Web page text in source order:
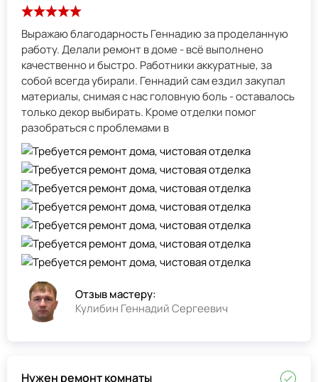
Выражаю благодарность Геннадию за проделанную
работу. Делали ремонт в доме - всё выполнено
качественно и быстро. Работники аккуратные, за
собой всегда убирали. Геннадий сам ездил закупал
материалы, снимая с нас головную боль - оставалось
только декор выбирать. Кроме отделки помог
разобраться с проблемами в
Отзыв мастеру:
Кулибин Геннадий Сергеевич
Нужен ремонт комнаты